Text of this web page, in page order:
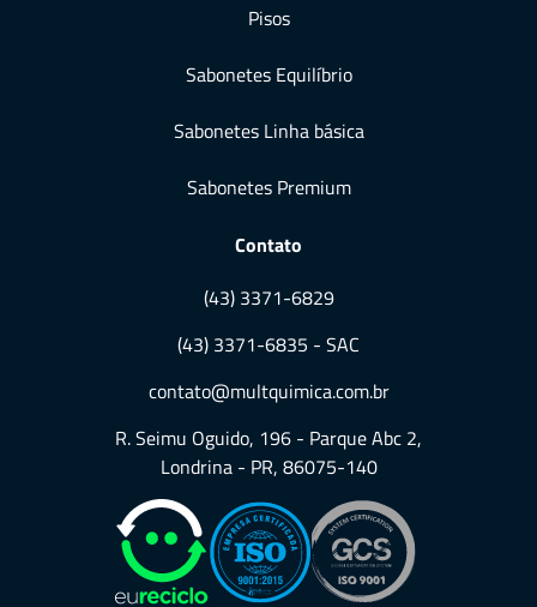
Pisos
Sabonetes Equilíbrio
Sabonetes Linha básica
Sabonetes Premium
Contato
(43) 3371-6829
(43) 3371-6835 - SAC
contato@multquimica.com.br
R. Seimu Oguido, 196 - Parque Abc 2,
Londrina - PR, 86075-140